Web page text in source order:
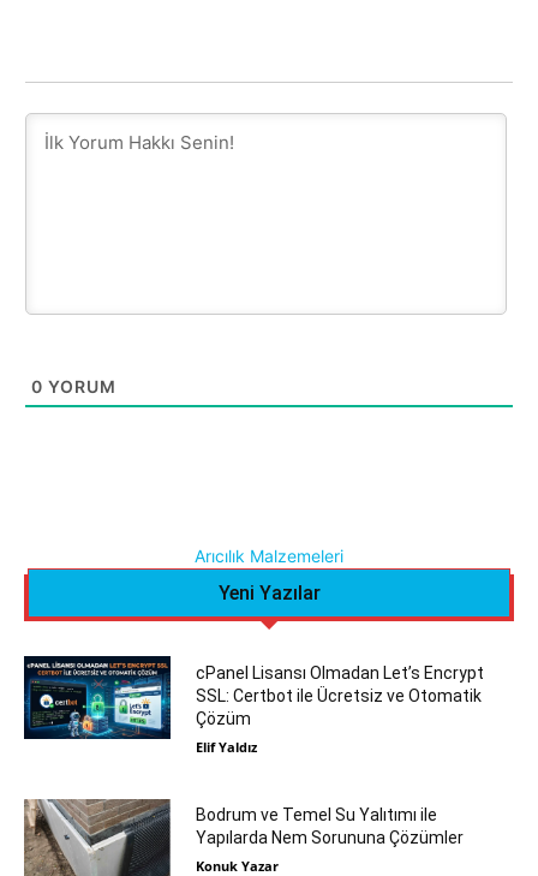
0 YORUM
Arıcılık Malzemeleri
Yeni Yazılar
cPanel Lisansı Olmadan Let’s Encrypt
SSL: Certbot ile Ücretsiz ve Otomatik
Çözüm
Elif Yaldız
Bodrum ve Temel Su Yalıtımı ile
Yapılarda Nem Sorununa Çözümler
Konuk Yazar